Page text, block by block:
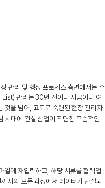
관리 및 행정 프로세스 측면에서는 수
관리는 30년 전이나 지금이나 여
것을 넘어, 고도로 숙련된 현장 관리자
시대에 건설 산업이 직면한 모순적인
일에 재입력하고, 해당 서류를 협력업
지의 모든 과정에서 데이터가 단절되